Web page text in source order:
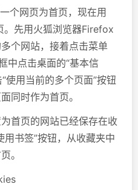
网页为首页，现在用
先用火狐浏览器Firefox
个网站，接着点击菜单
中点击桌面的“基本信
使用当前的多个页面”按钮
同时作为首页。
页的网站已经保存在收
书签”按钮，从收藏夹中
。